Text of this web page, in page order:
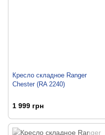
Кресло складное Ranger
Chester (RA 2240)
1 999 грн